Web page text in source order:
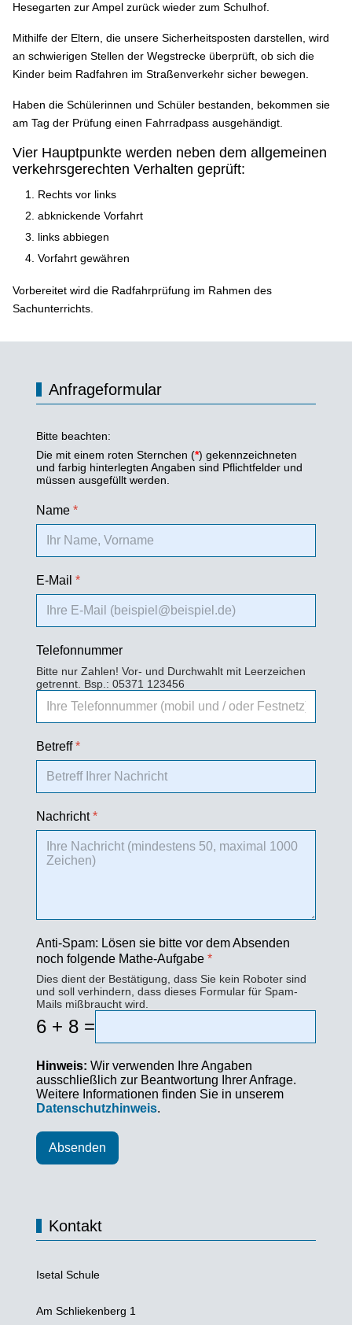
Hesegarten zur Ampel zurück wieder zum Schulhof.
Mithilfe der Eltern, die unsere Sicherheitsposten darstellen, wird
an schwierigen Stellen der Wegstrecke überprüft, ob sich die
Kinder beim Radfahren im Straßenverkehr sicher bewegen.
Haben die Schülerinnen und Schüler bestanden, bekommen sie
am Tag der Prüfung einen Fahrradpass ausgehändigt.
Vier Hauptpunkte werden neben dem allgemeinen
verkehrsgerechten Verhalten geprüft:
Rechts vor links
abknickende Vorfahrt
links abbiegen
Vorfahrt gewähren
Vorbereitet wird die Radfahrprüfung im Rahmen des
Sachunterrichts.
Anfrageformular
Bitte beachten:
Die mit einem roten Sternchen (*) gekennzeichneten
und farbig hinterlegten Angaben sind Pflichtfelder und
müssen ausgefüllt werden.
Name*
E-Mail*
Telefonnummer
Bitte nur Zahlen! Vor- und Durchwahlt mit Leerzeichen
getrennt. Bsp.: 05371 123456
Betreff*
Nachricht*
Anti-Spam: Lösen sie bitte vor dem Absenden
noch folgende Mathe-Aufgabe*
Dies dient der Bestätigung, dass Sie kein Roboter sind
und soll verhindern, dass dieses Formular für Spam-
Mails mißbraucht wird.
6 + 8 =
Hinweis: Wir verwenden Ihre Angaben
ausschließlich zur Beantwortung Ihrer Anfrage.
Weitere Informationen finden Sie in unserem
Datenschutzhinweis.
Absenden
Kontakt
Isetal Schule
Am Schliekenberg 1